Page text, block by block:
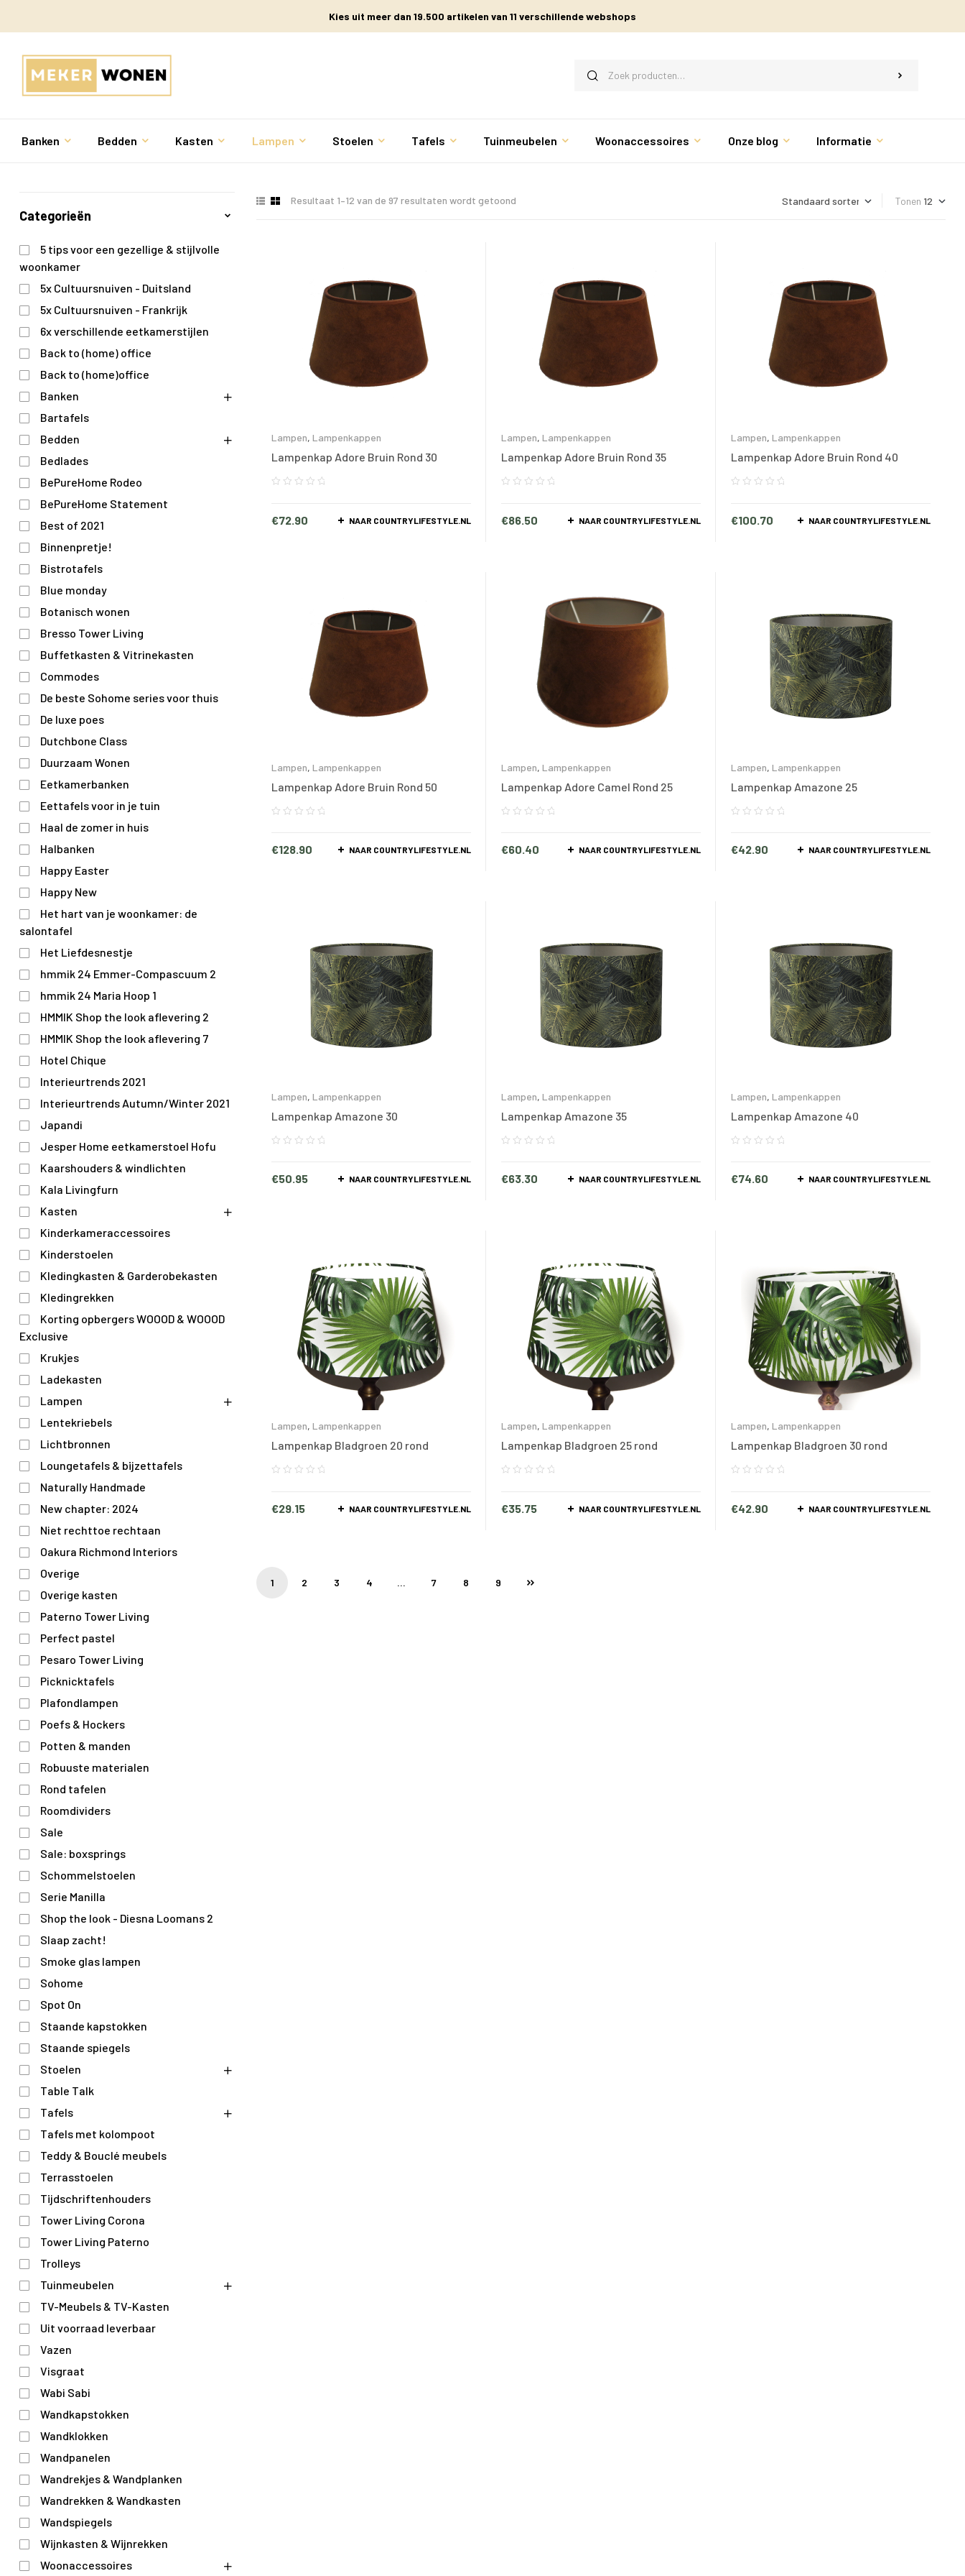
Kies uit meer dan 19.500 artikelen van 11 verschillende webshops
Banken Bedden Kasten Lampen Stoelen Tafels Tuinmeubelen Woonaccessoires Onze blog Informatie
Resultaat 1–12 van de 97 resultaten wordt getoond Tonen
Lampen, Lampenkappen
Lampenkap Adore Bruin Rond 30
€72.90 NAAR COUNTRYLIFESTYLE.NL
Lampen, Lampenkappen
Lampenkap Adore Bruin Rond 35
€86.50 NAAR COUNTRYLIFESTYLE.NL
Lampen, Lampenkappen
Lampenkap Adore Bruin Rond 40
€100.70 NAAR COUNTRYLIFESTYLE.NL
Lampen, Lampenkappen
Lampenkap Adore Bruin Rond 50
€128.90 NAAR COUNTRYLIFESTYLE.NL
Lampen, Lampenkappen
Lampenkap Adore Camel Rond 25
€60.40 NAAR COUNTRYLIFESTYLE.NL
Lampen, Lampenkappen
Lampenkap Amazone 25
€42.90 NAAR COUNTRYLIFESTYLE.NL
Lampen, Lampenkappen
Lampenkap Amazone 30
€50.95 NAAR COUNTRYLIFESTYLE.NL
Lampen, Lampenkappen
Lampenkap Amazone 35
€63.30 NAAR COUNTRYLIFESTYLE.NL
Lampen, Lampenkappen
Lampenkap Amazone 40
€74.60 NAAR COUNTRYLIFESTYLE.NL
Lampen, Lampenkappen
Lampenkap Bladgroen 20 rond
€29.15 NAAR COUNTRYLIFESTYLE.NL
Lampen, Lampenkappen
Lampenkap Bladgroen 25 rond
€35.75 NAAR COUNTRYLIFESTYLE.NL
Lampen, Lampenkappen
Lampenkap Bladgroen 30 rond
€42.90 NAAR COUNTRYLIFESTYLE.NL
1 2 3 4 … 7 8 9
Categorieën
5 tips voor een gezellige & stijlvolle
woonkamer
5x Cultuursnuiven - Duitsland
5x Cultuursnuiven - Frankrijk
6x verschillende eetkamerstijlen
Back to (home) office
Back to (home)office
Banken
Bartafels
Bedden
Bedlades
BePureHome Rodeo
BePureHome Statement
Best of 2021
Binnenpretje!
Bistrotafels
Blue monday
Botanisch wonen
Bresso Tower Living
Buffetkasten & Vitrinekasten
Commodes
De beste Sohome series voor thuis
De luxe poes
Dutchbone Class
Duurzaam Wonen
Eetkamerbanken
Eettafels voor in je tuin
Haal de zomer in huis
Halbanken
Happy Easter
Happy New
Het hart van je woonkamer: de
salontafel
Het Liefdesnestje
hmmik 24 Emmer-Compascuum 2
hmmik 24 Maria Hoop 1
HMMIK Shop the look aflevering 2
HMMIK Shop the look aflevering 7
Hotel Chique
Interieurtrends 2021
Interieurtrends Autumn/Winter 2021
Japandi
Jesper Home eetkamerstoel Hofu
Kaarshouders & windlichten
Kala Livingfurn
Kasten
Kinderkameraccessoires
Kinderstoelen
Kledingkasten & Garderobekasten
Kledingrekken
Korting opbergers WOOOD & WOOOD
Exclusive
Krukjes
Ladekasten
Lampen
Lentekriebels
Lichtbronnen
Loungetafels & bijzettafels
Naturally Handmade
New chapter: 2024
Niet rechttoe rechtaan
Oakura Richmond Interiors
Overige
Overige kasten
Paterno Tower Living
Perfect pastel
Pesaro Tower Living
Picknicktafels
Plafondlampen
Poefs & Hockers
Potten & manden
Robuuste materialen
Rond tafelen
Roomdividers
Sale
Sale: boxsprings
Schommelstoelen
Serie Manilla
Shop the look - Diesna Loomans 2
Slaap zacht!
Smoke glas lampen
Sohome
Spot On
Staande kapstokken
Staande spiegels
Stoelen
Table Talk
Tafels
Tafels met kolompoot
Teddy & Bouclé meubels
Terrasstoelen
Tijdschriftenhouders
Tower Living Corona
Tower Living Paterno
Trolleys
Tuinmeubelen
TV-Meubels & TV-Kasten
Uit voorraad leverbaar
Vazen
Visgraat
Wabi Sabi
Wandkapstokken
Wandklokken
Wandpanelen
Wandrekjes & Wandplanken
Wandrekken & Wandkasten
Wandspiegels
Wijnkasten & Wijnrekken
Woonaccessoires